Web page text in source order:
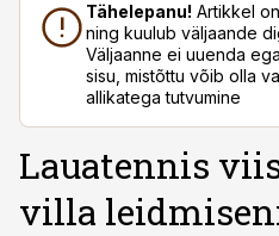
Tähelepanu! Artikkel
ning kuulub väljaande
Väljaanne ei uuenda
sisu, mistõttu võib olla
allikatega tutvumine
Lauatennis
villa